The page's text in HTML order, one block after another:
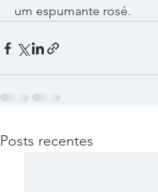
um espumante rosé.
Posts recentes